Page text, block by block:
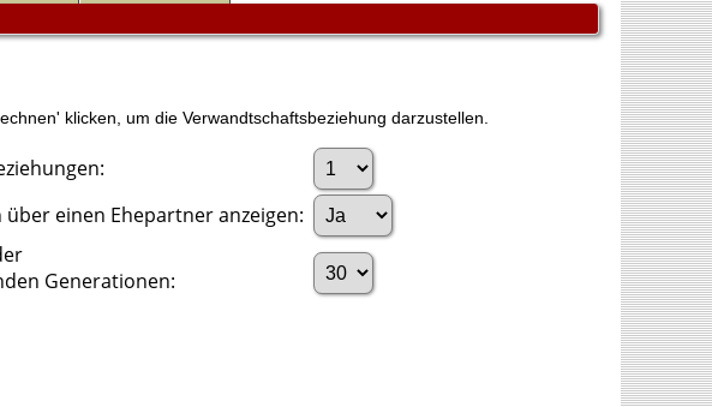
klicken, um die Verwandtschaftsbeziehung darzustellen.
über einen Ehepartner anzeigen:
Generationen: